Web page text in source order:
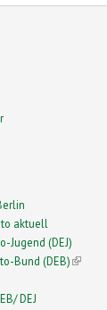
aktuell
Jugend (DEJ)
Bund (DEB)(link is
DEJ